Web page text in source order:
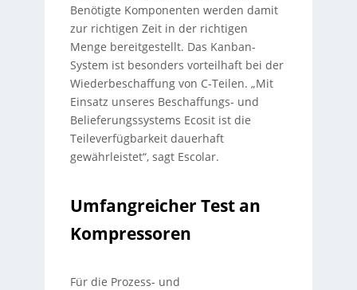
Benötigte Komponenten werden damit
zur richtigen Zeit in der richtigen
Menge bereitgestellt. Das Kanban-
System ist besonders vorteilhaft bei der
Wiederbeschaffung von C-Teilen. „Mit
Einsatz unseres Beschaffungs- und
Belieferungssystems Ecosit ist die
Teileverfügbarkeit dauerhaft
gewährleistet“, sagt Escolar.
Umfangreicher Test an
Kompressoren
Für die Prozess- und